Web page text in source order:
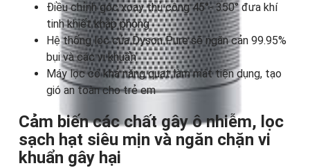
Điều chỉnh góc xoay thủ công 45°- 350° đưa khí
tinh khiết khắp phòng
Hệ thống lọc của Dyson Pure sẽ ngăn cản 99.95%
bụi và các vi khuẩn
Máy lọc có khả năng quạt làm mát tiện dụng, tạo
gió an toàn cho trẻ em
Cảm biến các chất gây ô nhiễm, lọc
sạch hạt siêu mịn và ngăn chặn vi
khuẩn gây hại